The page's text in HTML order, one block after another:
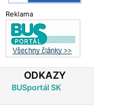
Reklama
ODKAZY
BUSportál SK